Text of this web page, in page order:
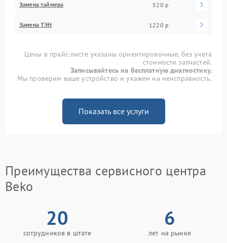
Замена таймера 520 р
Замена ТЭН 1220 р
Цены в прайс-листе указаны ориентировочные, без учета
стоимости запчастей.
Записывайтесь на бесплатную диагностику.
Мы проверим ваше устройство и укажем на неисправность.
Показать все услуги
Преимущества сервисного центра
Beko
20
сотрудников в штате
6
лет на рынке